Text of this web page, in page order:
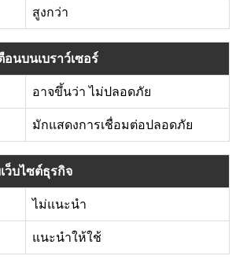
สูงกว่า
อนบนเบราว์เซอร์
อาจขึ้นว่า ไม่ปลอดภัย
มักแสดงการเชื่อมต่อปลอดภัย
ว็บไซต์ธุรกิจ
ไม่แนะนำ
แนะนำให้ใช้